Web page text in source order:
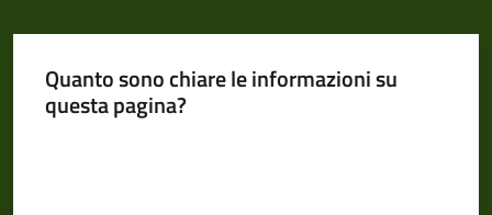
Quanto sono chiare le informazioni su
questa pagina?